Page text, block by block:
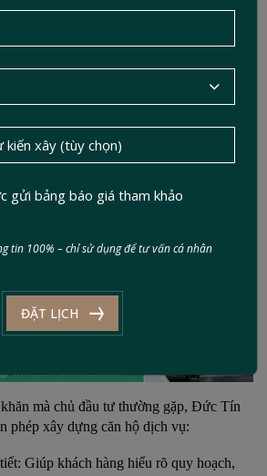
sửa đổi hồ sơ, thuê đơn vị thiết kế lại,
Tín – Đồng hành xin phép
mà chủ đầu tư thường gặp, Đức Tín
phép xây dựng căn hộ dịch vụ:
Giúp khách hàng hiểu rõ quy hoạch,
gửi bảng báo giá tham khảo
tin 100% – chỉ sử dụng để tư vấn cá nhân
ĐẶT LỊCH